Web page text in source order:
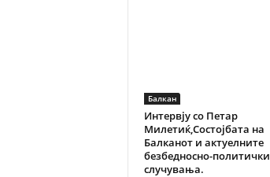
Балкан
Интервју со Петар
Милетиќ,Состојбата на
Балканот и актуелните
безбедносно-политички
случувања.